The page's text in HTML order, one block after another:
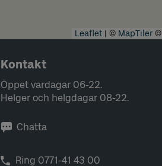
Leaflet | © MapTiler©
Kontakt
Öppet vardagar 06-22.
Helger och helgdagar 08-22.
Chatta
Ring 0771-41 43 00